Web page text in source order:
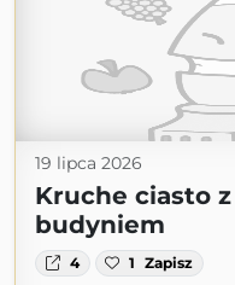
19 lipca 2026
Kruche ciasto
budyniem
4 1 Zapisz